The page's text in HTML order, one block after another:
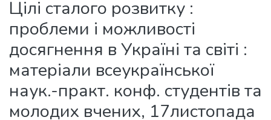
Цілі сталого розвитку :
проблеми і можливості
досягнення в Україні та світі :
матеріали всеукраїнської
наук.-практ. конф. студентів та
молодих вчених, 17листопада